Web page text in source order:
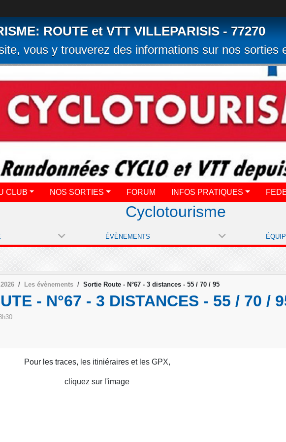
ROUTE et VTT VILLEPARISIS - 77270
vous y trouverez des informations sur nos sorties
CLUB NOS SORTIES FORUM INFOS PRATIQUES
Cyclotourisme
ÉVÈNEMENTS
2026 Les évènements Sortie Route - N°67 - 3 distances - 55 / 70 / 95
- N°67 - 3 DISTANCES - 55 / 70 /
Pour les traces, les itiniéraires et les GPX,
cliquez sur l'image